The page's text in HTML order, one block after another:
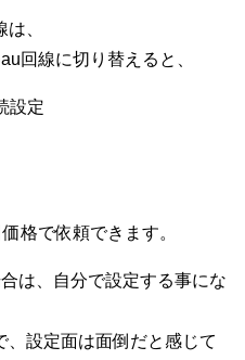
、
回線に切り替えると、
設定
格で依頼できます。
は、自分で設定する事にな
、設定面は面倒だと感じて